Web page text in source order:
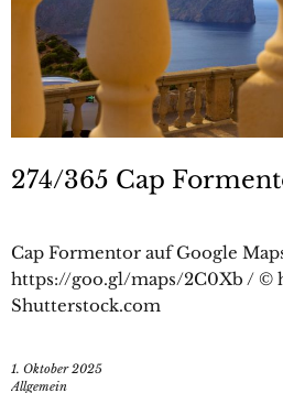
274/365 Cap
Cap Formentor auf Google
https://goo.gl/maps/2C0Xb / ©
Shutterstock.com
1. Oktober 2025
Allgemein